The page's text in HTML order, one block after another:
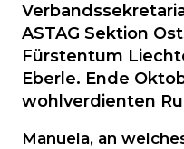
ASTAG Sektion
Fürstentum
Eberle. Ende
wohlverdienten
Manuela, an